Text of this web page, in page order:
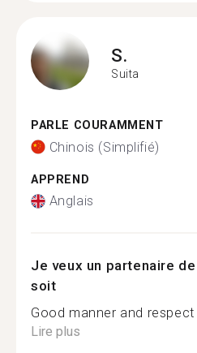
S.
Suita
PARLE COURAMMENT
Chinois (Simplifié)
APPREND
Anglais
Je veux un partenaire
soit
Good manner and
Lire plus